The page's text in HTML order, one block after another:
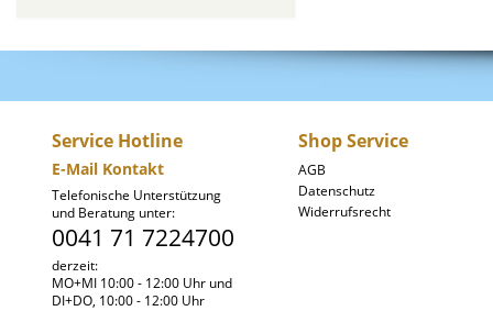
Service Hotline
E-Mail Kontakt
Telefonische Unterstützung
und Beratung unter:
0041 71 7224700
derzeit:
MO+MI 10:00 - 12:00 Uhr und
DI+DO, 10:00 - 12:00 Uhr
Shop Service
AGB
Datenschutz
Widerrufsrecht